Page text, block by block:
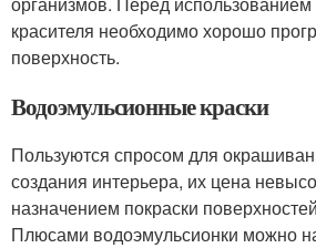
красителя необходимо хорошо
поверхность.
Водоэмульсионные краски
Пользуются спросом для
создания интерьера, их цена
назначением покраски
Плюсами водоэмульсионки можно